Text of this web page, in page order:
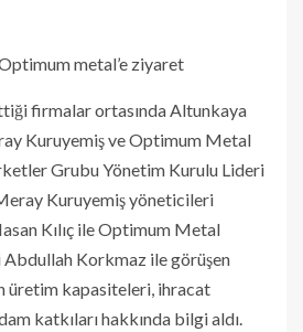
metal’e ziyaret
firmalar ortasında Altunkaya
Kuruyemiş ve Optimum Metal
Grubu Yönetim Kurulu Lideri
Kuruyemiş yöneticileri
Kılıç ile Optimum Metal
Korkmaz ile görüşen
üretim kapasiteleri, ihracat
katkıları hakkında bilgi aldı.